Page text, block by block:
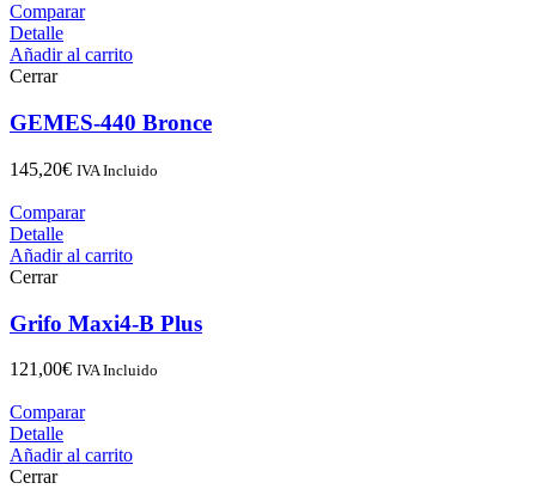
Comparar
Detalle
Añadir al carrito
Cerrar
GEMES-440 Bronce
145,20€ IVA Incluido
Comparar
Detalle
Añadir al carrito
Cerrar
Grifo Maxi4-B Plus
121,00€ IVA Incluido
Comparar
Detalle
Añadir al carrito
Cerrar